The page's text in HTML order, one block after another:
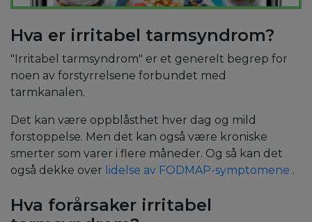
Hva er irritabel tarmsyndrom?
"Irritabel tarmsyndrom" er et generelt begrep for
noen av forstyrrelsene forbundet med
tarmkanalen.
Det kan være oppblåsthet hver dag og mild
forstoppelse. Men det kan også være kroniske
smerter som varer i flere måneder. Og så kan det
også dekke over lidelse av FODMAP-symptomene .
Hva forårsaker irritabel